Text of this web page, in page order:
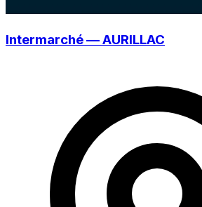
Intermarché — AURILLAC